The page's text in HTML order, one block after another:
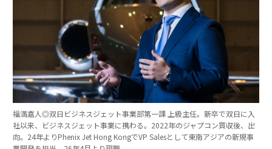
福満嘉人◎双日ビジネスジェット事業部第一課 上級主任。新卒で双日に入
社以来、ビジネスジェット事業に携わる。2022年のジャプコン買収後、出
向。24年よりPhenix Jet Hong KongでVP Salesとして東南アジアの新規事